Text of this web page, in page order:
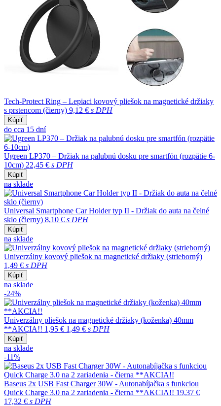
Tech-Protect Ring – Lepiaci kovový pliešok na magnetické držiaky
s prstencom (čierny) 9,12 € s DPH
Kúpiť
do cca 15 dní
Ugreen LP370 – Držiak na palubnú dosku pre smartfón (rozpätie 6-
10cm) 22,45 € s DPH
Kúpiť
na sklade
Universal Smartphone Car Holder typ II - Držiak do auta na čelné
sklo (čierny) 8,10 € s DPH
Kúpiť
na sklade
Univerzálny kovový pliešok na magnetické držiaky (strieborný)
1,49 € s DPH
Kúpiť
na sklade
-24%
Univerzálny pliešok na magnetické držiaky (koženka) 40mm
**AKCIA!! 1,95 € 1,49 € s DPH
Kúpiť
na sklade
-11%
Baseus 2x USB Fast Charger 30W - Autonabíjačka s funkciou
Quick Charge 3.0 na 2 zariadenia - čierna **AKCIA!! 19,37 €
17,32 € s DPH